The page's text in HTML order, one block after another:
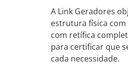
A Link Geradores
estrutura física
com retífica
para certificar que
cada necessidade.